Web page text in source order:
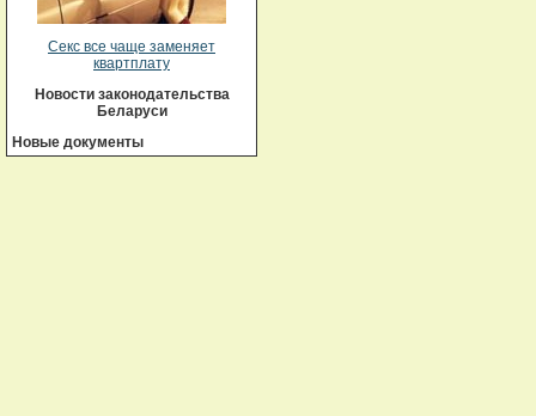
Секс все чаще заменяет
квартплату
Новости законодательства
Беларуси
Новые документы